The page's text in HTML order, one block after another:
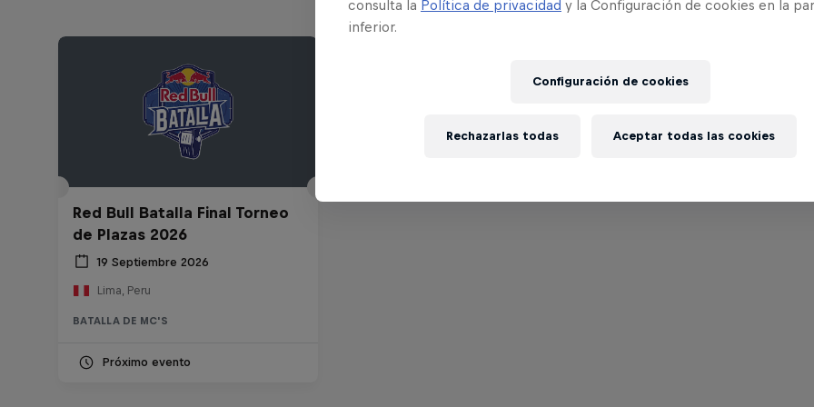
Red Bull Batalla Final Torneo
de Plazas 2026
19 Septiembre 2026
Lima, Peru
BATALLA DE MC'S
Próximo evento
consulta la Política de privacidad y la Configuración de cookies en la
inferior.
Configuración de cookies
Rechazarlas todas Aceptar todas las cookies